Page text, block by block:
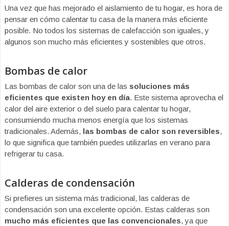
Una vez que has mejorado el aislamiento de tu hogar, es hora de
pensar en cómo calentar tu casa de la manera más eficiente
posible. No todos los sistemas de calefacción son iguales, y
algunos son mucho más eficientes y sostenibles que otros.
Bombas de calor
Las bombas de calor son una de las soluciones más
eficientes que existen hoy en día. Este sistema aprovecha el
calor del aire exterior o del suelo para calentar tu hogar,
consumiendo mucha menos energía que los sistemas
tradicionales. Además, las bombas de calor son reversibles,
lo que significa que también puedes utilizarlas en verano para
refrigerar tu casa.
Calderas de condensación
Si prefieres un sistema más tradicional, las calderas de
condensación son una excelente opción. Estas calderas son
mucho más eficientes que las convencionales, ya que